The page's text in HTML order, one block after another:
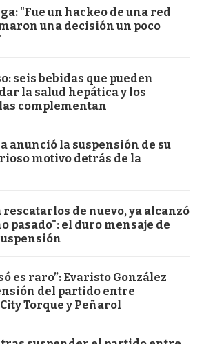
"Fue un hackeo de una red
una decisión un poco
seis bebidas que pueden
la salud hepática y los
complementan
anunció la suspensión de su
motivo detrás de la
rescatarlos de nuevo, ya alcanzó
pasado": el duro mensaje de
es raro”: Evaristo González
del partido entre
Torque y Peñarol